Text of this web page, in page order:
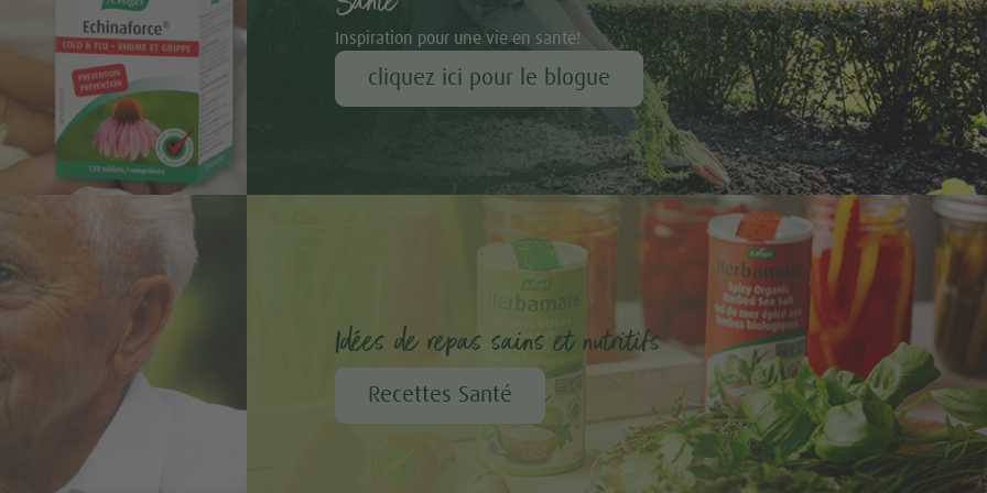
lime
et sans
lentilles rouges
Inspiration pour une vie en santé!
cliquez ici pour le blogue
Idées de repas sains et nutritifs
Recettes Santé